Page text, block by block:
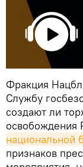
Фракция
Службу
создают ли
освобождения
национальной
признаков